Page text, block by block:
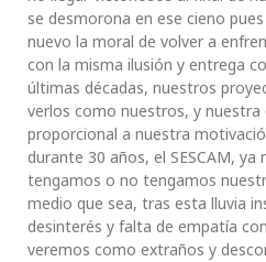
se desmorona en ese cieno
nuevo la moral de volver a
con la misma ilusión y entrega
últimas décadas, nuestros
verlos como nuestros, y nuestra
proporcional a nuestra
durante 30 años, el SESCAM, ya
tengamos o no tengamos
medio que sea, tras esta lluvia
desinterés y falta de empatía
veremos como extraños y